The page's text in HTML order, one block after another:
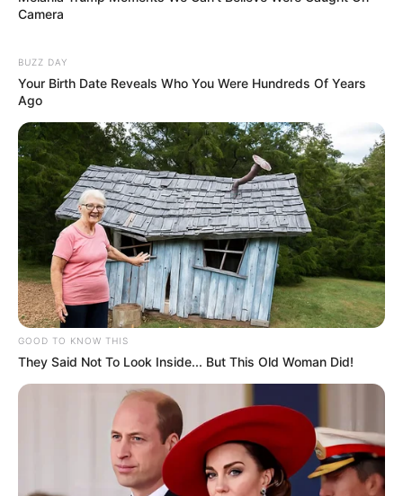
Camera
BUZZ DAY
Your Birth Date Reveals Who You Were Hundreds Of Years
Ago
GOOD TO KNOW THIS
They Said Not To Look Inside... But This Old Woman Did!